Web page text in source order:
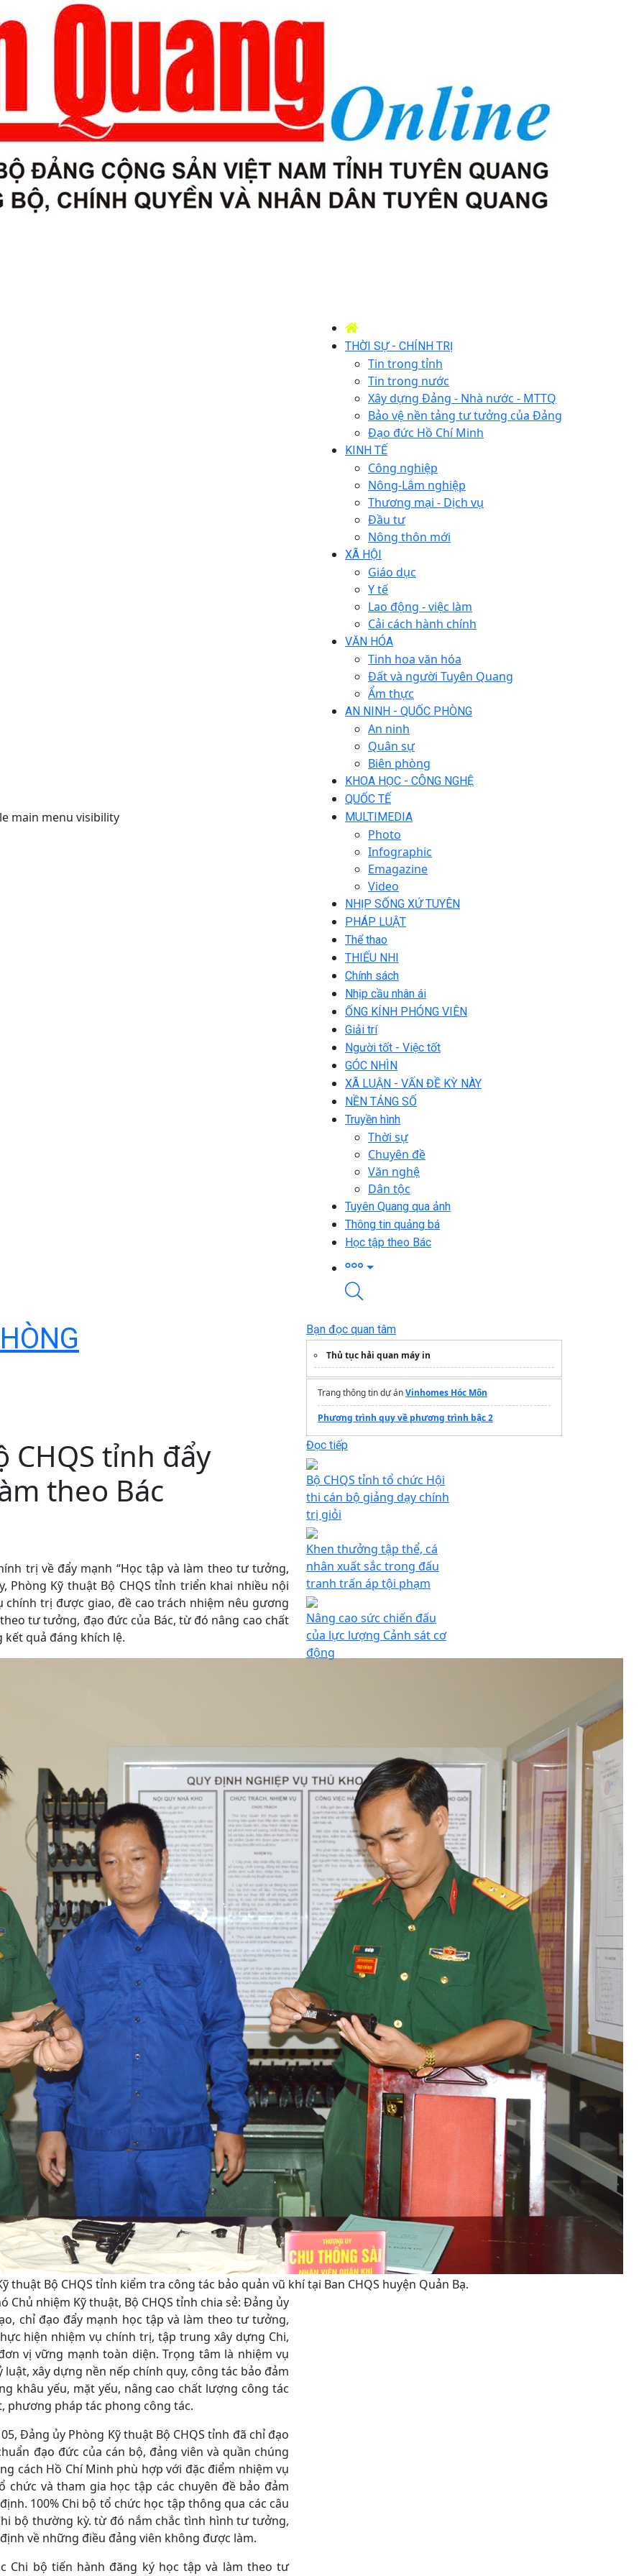
main menu visibility
THỜI SỰ - CHÍNH TRỊ
Tin trong tỉnh
Tin trong nước
Xây dựng Đảng - Nhà nước - MTTQ
Bảo vệ nền tảng tư tưởng của Đảng
Đạo đức Hồ Chí Minh
KINH TẾ
Công nghiệp
Nông-Lâm nghiệp
Thương mại - Dịch vụ
Đầu tư
Nông thôn mới
XÃ HỘI
Giáo dục
Y tế
Lao động - việc làm
Cải cách hành chính
VĂN HÓA
Tinh hoa văn hóa
Đất và người Tuyên Quang
Ẩm thực
AN NINH - QUỐC PHÒNG
An ninh
Quân sự
Biên phòng
KHOA HỌC - CÔNG NGHỆ
QUỐC TẾ
MULTIMEDIA
Photo
Infographic
Emagazine
Video
NHỊP SỐNG XỨ TUYÊN
PHÁP LUẬT
Thể thao
THIẾU NHI
Chính sách
Nhịp cầu nhân ái
ỐNG KÍNH PHÓNG VIÊN
Giải trí
Người tốt - Việc tốt
GÓC NHÌN
XÃ LUẬN - VẤN ĐỀ KỲ NÀY
NỀN TẢNG SỐ
Truyền hình
Thời sự
Chuyên đề
Văn nghệ
Dân tộc
Tuyên Quang qua ảnh
Thông tin quảng bá
Học tập theo Bác
CHQS tỉnh đẩy
theo Bác
trị về đẩy mạnh “Học tập và làm theo tư tưởng,
Phòng Kỹ thuật Bộ CHQS tỉnh triển khai nhiều nội
trị được giao, đề cao trách nhiệm nêu gương
tư tưởng, đạo đức của Bác, từ đó nâng cao chất
quả đáng khích lệ.
thuật Bộ CHQS tỉnh kiểm tra công tác bảo quản vũ khí tại Ban CHQS huyện Quản Bạ.
Chủ nhiệm Kỹ thuật, Bộ CHQS tỉnh chia sẻ: Đảng ủy
chỉ đạo đẩy mạnh học tập và làm theo tư tưởng,
hiện nhiệm vụ chính trị, tập trung xây dựng Chi,
vị vững mạnh toàn diện. Trọng tâm là nhiệm vụ
xây dựng nền nếp chính quy, công tác bảo đảm
khâu yếu, mặt yếu, nâng cao chất lượng công tác
phương pháp tác phong công tác.
Đảng ủy Phòng Kỹ thuật Bộ CHQS tỉnh đã chỉ đạo
đạo đức của cán bộ, đảng viên và quần chúng
cách Hồ Chí Minh phù hợp với đặc điểm nhiệm vụ
và tham gia học tập các chuyên đề bảo đảm
100% Chi bộ tổ chức học tập thông qua các câu
bộ thường kỳ. từ đó nắm chắc tình hình tư tưởng,
về những điều đảng viên không được làm.
Chi bộ tiến hành đăng ký học tập và làm theo tư
Bạn đọc quan tâm
Thủ tục hải quan máy in
Trang thông tin dự ánVinhomes Hóc Môn
Phương trình quy về phương trình bậc 2
Đọc tiếp
Bộ CHQS tỉnh tổ chức Hội
thi cán bộ giảng dạy chính
trị giỏi
Khen thưởng tập thể, cá
nhân xuất sắc trong đấu
tranh trấn áp tội phạm
Nâng cao sức chiến đấu
của lực lượng Cảnh sát cơ
động